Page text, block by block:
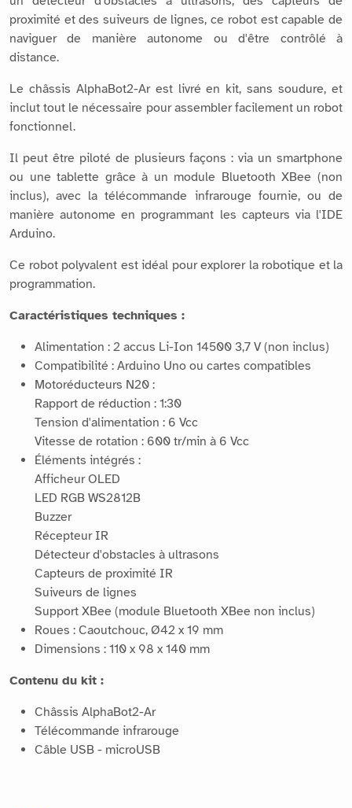
proximité et des suiveurs de lignes, ce robot est capable de
naviguer de manière autonome ou d'être contrôlé à
distance.
Le châssis AlphaBot2-Ar est livré en kit, sans soudure, et
inclut tout le nécessaire pour assembler facilement un robot
fonctionnel.
Il peut être piloté de plusieurs façons : via un smartphone
ou une tablette grâce à un module Bluetooth XBee (non
inclus), avec la télécommande infrarouge fournie, ou de
manière autonome en programmant les capteurs via l'IDE
Arduino.
Ce robot polyvalent est idéal pour explorer la robotique et la
programmation.
Caractéristiques techniques :
Alimentation : 2 accus Li-Ion 14500 3,7 V (non inclus)
Compatibilité : Arduino Uno ou cartes compatibles
Motoréducteurs N20 :
Rapport de réduction : 1:30
Tension d'alimentation : 6 Vcc
Vitesse de rotation : 600 tr/min à 6 Vcc
Éléments intégrés :
Afficheur OLED
LED RGB WS2812B
Buzzer
Récepteur IR
Détecteur d'obstacles à ultrasons
Capteurs de proximité IR
Suiveurs de lignes
Support XBee (module Bluetooth XBee non inclus)
Roues : Caoutchouc, Ø42 x 19 mm
Dimensions : 110 x 98 x 140 mm
Contenu du kit :
Châssis AlphaBot2-Ar
Télécommande infrarouge
Câble USB - microUSB